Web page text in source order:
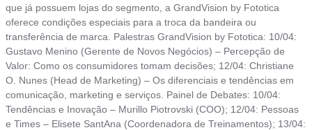
que já possuem lojas do segmento, a GrandVision by Fototica
oferece condições especiais para a troca da bandeira ou
transferência de marca. Palestras GrandVision by Fototica: 10/04:
Gustavo Menino (Gerente de Novos Negócios) – Percepção de
Valor: Como os consumidores tomam decisões; 12/04: Christiane
O. Nunes (Head de Marketing) – Os diferenciais e tendências em
comunicação, marketing e serviços. Painel de Debates: 10/04:
Tendências e Inovação – Murillo Piotrovski (COO); 12/04: Pessoas
e Times – Elisete SantAna (Coordenadora de Treinamentos); 13/04: